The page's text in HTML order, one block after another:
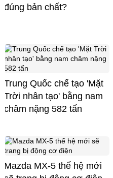
đúng bản chất?
Trung Quốc chế tạo 'Mặt
Trời nhân tạo' bằng nam
châm nặng 582 tấn
Mazda MX-5 thế hệ mới